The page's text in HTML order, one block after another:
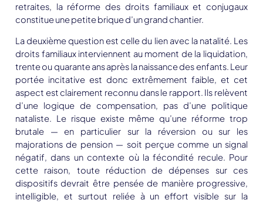
retraites, la réforme des droits familiaux et conjugaux
constitue une petite brique d’un grand chantier.
La deuxième question est celle du lien avec la natalité. Les
droits familiaux interviennent au moment de la liquidation,
trente ou quarante ans après la naissance des enfants. Leur
portée incitative est donc extrêmement faible, et cet
aspect est clairement reconnu dans le rapport. Ils relèvent
d’une logique de compensation, pas d’une politique
nataliste. Le risque existe même qu’une réforme trop
brutale — en particulier sur la réversion ou sur les
majorations de pension — soit perçue comme un signal
négatif, dans un contexte où la fécondité recule. Pour
cette raison, toute réduction de dépenses sur ces
dispositifs devrait être pensée de manière progressive,
intelligible, et surtout reliée à un effort visible sur la